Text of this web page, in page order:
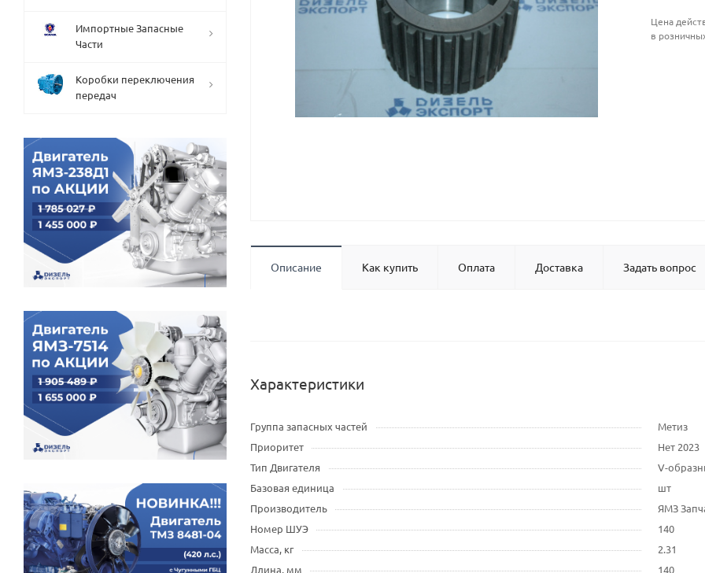
Цена
в
Описание Как купить Оплата Доставка Задать вопрос
Характеристики
Группа запасных частей
Метиз
Приоритет
Нет 2023
Тип Двигателя
V-
Базовая единица
шт
Производитель
ЯМЗ
Номер ШУЭ
140
Масса, кг
2.31
Длина, мм
140
Импортные Запасные
Части
Коробки переключения
передач